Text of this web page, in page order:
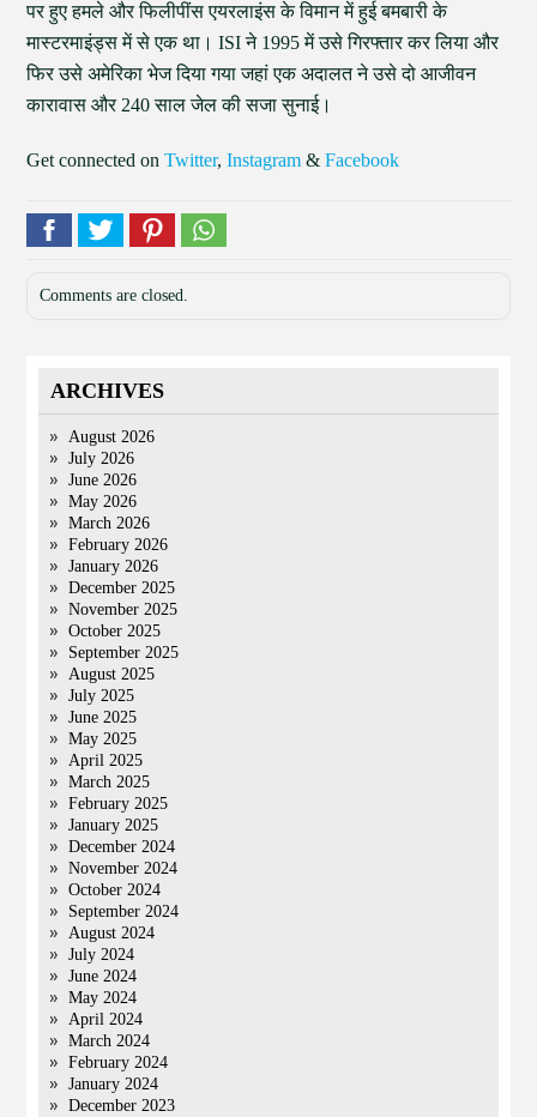
पर हुए हमले और फिलीपींस एयरलाइंस के विमान में हुई बमबारी के
मास्टरमाइंड्स में से एक था। ISI ने 1995 में उसे गिरफ्तार कर लिया और
फिर उसे अमेरिका भेज दिया गया जहां एक अदालत ने उसे दो आजीवन
कारावास और 240 साल जेल की सजा सुनाई।
Get connected onTwitter,Instagram &Facebook
Comments are closed.
ARCHIVES
August 2026
July 2026
June 2026
May 2026
March 2026
February 2026
January 2026
December 2025
November 2025
October 2025
September 2025
August 2025
July 2025
June 2025
May 2025
April 2025
March 2025
February 2025
January 2025
December 2024
November 2024
October 2024
September 2024
August 2024
July 2024
June 2024
May 2024
April 2024
March 2024
February 2024
January 2024
December 2023